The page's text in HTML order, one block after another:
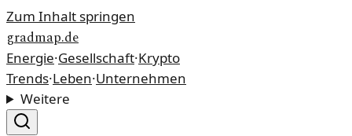
Zum Inhalt springen
gradmap.de
Energie·Gesellschaft·Krypto
Trends·Leben·Unternehmen
Weitere